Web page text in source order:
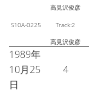
高見沢俊彦
S10A-0225 Track:2
高見沢俊彦
1989年
10月25
日
4